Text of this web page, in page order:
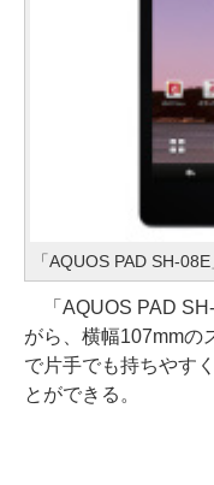
「AQUOS PAD SH-08E
「AQUOS PAD
がら、横幅107mmの
で片手でも持ちやす
とができる。